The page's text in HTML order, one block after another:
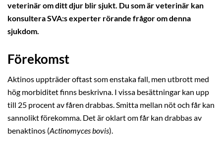
veterinär om ditt djur blir sjukt. Du som är veterinär kan
konsultera SVA:s experter rörande frågor om denna
sjukdom.
Förekomst
Aktinos uppträder oftast som enstaka fall, men utbrott med
hög morbiditet finns beskrivna. I vissa besättningar kan upp
till 25 procent av fåren drabbas. Smitta mellan nöt och får kan
sannolikt förekomma. Det är oklart om får kan drabbas av
benaktinos (Actinomyces bovis).